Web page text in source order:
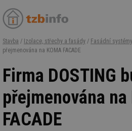
Stavba / Izolace, střechy a fasády / Fasádní systémy
přejmenována na KOMA FACADE
Firma DOSTING
přejmenována na
FACADE